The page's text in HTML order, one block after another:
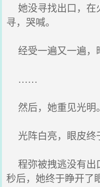
她没寻找出口，在
寻，哭喊。
经受一遍又一遍，
……
然后，她重见光明。
光阵白亮，眼皮终
程弥被拽逃没有出
秒后，她终于睁开了